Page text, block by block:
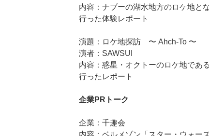
内容：ナブーの湖水地方のロケ地と
行った体験レポート
演題：ロケ地探訪 〜 Ahch-To 〜
演者：SAWSUI
内容：惑星・オクトーのロケ地であ
行ったレポート
企業PRトーク
企業：千趣会
内容：ベルメゾン「スター・ウォー